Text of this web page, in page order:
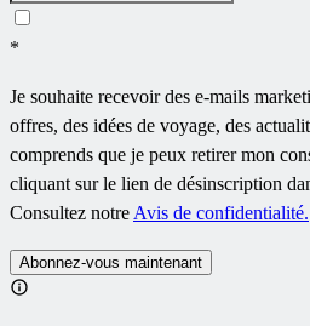
*
Je souhaite recevoir des e-mails
offres, des idées de voyage, des
comprends que je peux retirer mon
cliquant sur le lien de désinscription
Consultez notre Avis de confidentialité.
Abonnez-vous maintenant